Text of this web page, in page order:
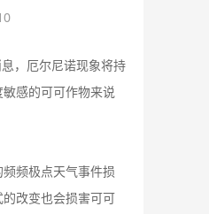
，厄尔尼诺现象将持
感的可可作物来说
频极点天气事件损
改变也会损害可可